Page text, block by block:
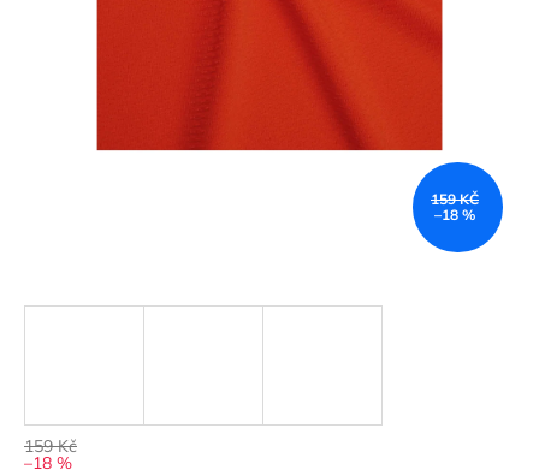
159 KČ
–18 %
159 Kč
–18 %